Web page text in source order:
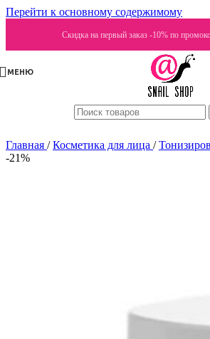
Перейти к основному содержимому
Скидка на первый заказ -10% по
МЕНЮ
Главная / Косметика для лица /
-21%